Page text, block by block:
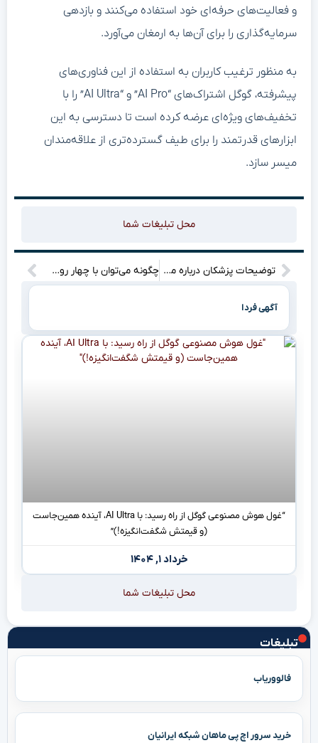
تبلیغات
فالووریاب
خرید سرور اچ پی ماهان شبکه ایرانیان
و فعالیت‌های حرفه‌ای خود استفاده می‌کنند و بازدهی
سرمایه‌گذاری را برای آن‌ها به ارمغان می‌آورد.
به منظور ترغیب کاربران به استفاده از این فناوری‌های
پیشرفته، گوگل اشتراک‌های “AI Pro” و “AI Ultra” را با
تخفیف‌های ویژه‌ای عرضه کرده است تا دسترسی به این
ابزارهای قدرتمند را برای طیف گسترده‌تری از علاقه‌مندان
میسر سازد.
محل تبلیغات شما
توضیحات پزشکان درباره مذاکرات غیرمستقیم با آمریکا: چه روندی در پیش است؟ چگونه می‌توان با چهار روش ساده به موفقیت در زندگی دست یافت؟
آگهی فردا
“غول هوش مصنوعی گوگل از راه رسید: با AI Ultra، آینده همین‌جاست
(و قیمتش شگفت‌انگیزه!)”
خرداد ۱, ۱۴۰۴
محل تبلیغات شما